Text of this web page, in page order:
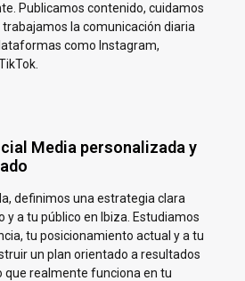
Publicamos contenido, cuidamos
trabajamos la comunicación diaria
como Instagram,
Media personalizada y
definimos una estrategia clara
y a tu público en Ibiza. Estudiamos
tu posicionamiento actual y a tu
un plan orientado a resultados
que realmente funciona en tu